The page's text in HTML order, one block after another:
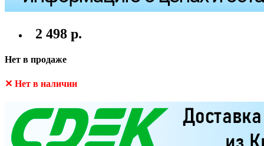
2 498 р.
Нет в продаже
✕ Нет в наличии